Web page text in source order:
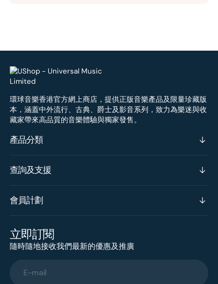
環球音樂香港官方網上商店，提供正版音樂產品及限量珍藏版
本，涵蓋中外流行、古典、爵士及影音系列，致力為樂迷與收
藏家帶來高品質的音樂體驗與獨家發售。
產品分類
查詢及支援
會員計劃
立即訂閱
隨時隨地接收我們最新的優惠及推廣
E-mail